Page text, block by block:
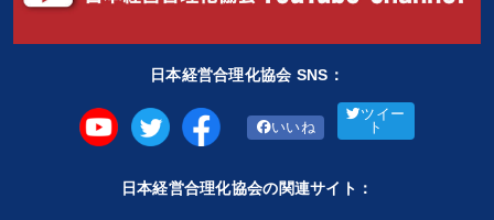
日本経営合理化協会 SNS：
いいね
ツイー
ト
日本経営合理化協会の関連サイト：